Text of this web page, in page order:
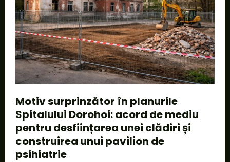
Motiv surprinzător în planurile
Spitalului Dorohoi: acord de mediu
pentru desființarea unei clădiri și
construirea unui pavilion de
psihiatrie